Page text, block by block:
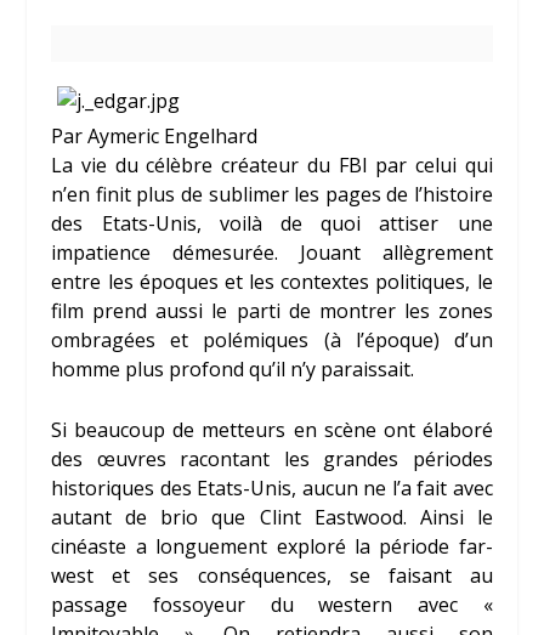
Par Aymeric Engelhard
La vie du célèbre créateur du FBI par celui qui
n’en finit plus de sublimer les pages de l’histoire
des Etats-Unis, voilà de quoi attiser une
impatience démesurée. Jouant allègrement
entre les époques et les contextes politiques, le
film prend aussi le parti de montrer les zones
ombragées et polémiques (à l’époque) d’un
homme plus profond qu’il n’y paraissait.
Si beaucoup de metteurs en scène ont élaboré
des œuvres racontant les grandes périodes
historiques des Etats-Unis, aucun ne l’a fait avec
autant de brio que Clint Eastwood. Ainsi le
cinéaste a longuement exploré la période far-
west et ses conséquences, se faisant au
passage fossoyeur du western avec «